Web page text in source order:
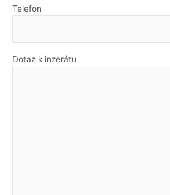
Telefon
Dotaz k inzerátu